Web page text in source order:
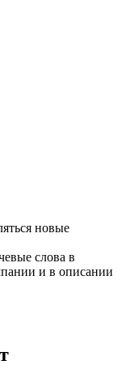
новые
слова в
и в описании